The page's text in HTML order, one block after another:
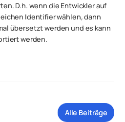
D.h. wenn die Entwickler auf
Identifier wählen, dann
übersetzt werden und es kann
werden.
Alle Beiträge